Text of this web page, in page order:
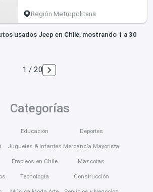
Región Metropolitana
usados Jeep en Chile, mostrando 1 a 30
1 / 20
Categorías
Educación
Juguetes & Infantes
Empleos en Chile
Tecnología
Deportes
Mercancía Mayorista
Mascotas
Construcción